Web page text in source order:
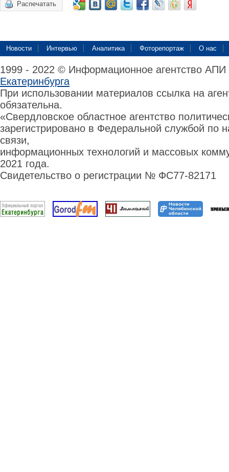
Распечатать
Новости Интервью Аналитика Фоторепортаж О нас
1999 - 2022 © Информационное агентство
Екатеринбурга
При использовании материалов ссылка на
обязательна.
«Свердловское областное агентство
зарегистрировано в Федеральной службой по
связи,
информационных технологий и массовых
2021 года.
Свидетельство о регистрации № ФС77-82171